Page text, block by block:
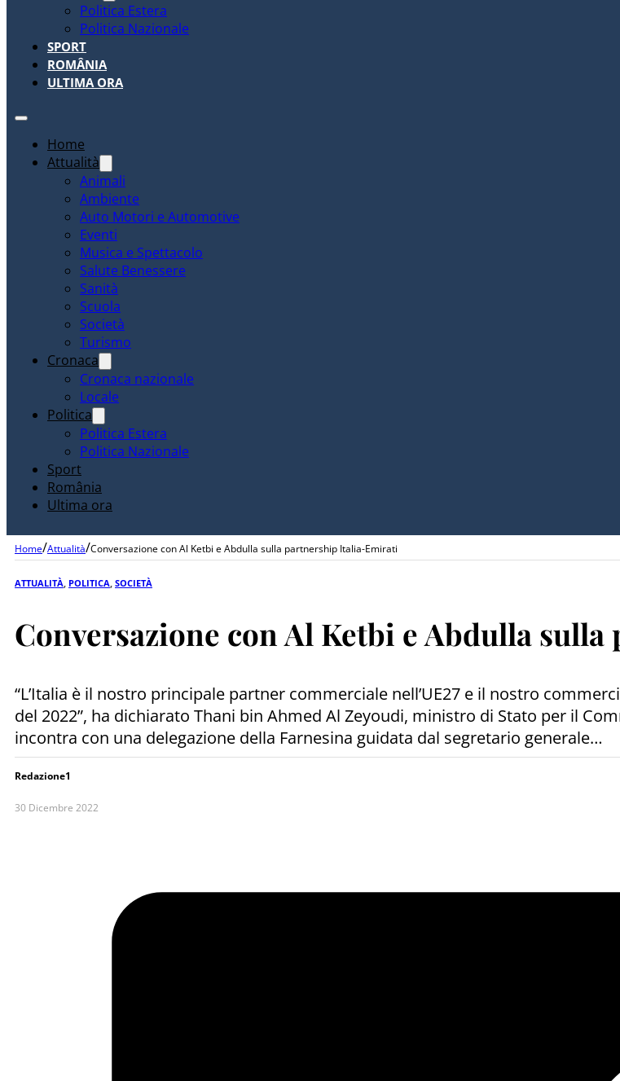
Politica Estera
Politica Nazionale
SPORT
ROMÂNIA
ULTIMA ORA
Home
Attualità
Animali
Ambiente
Auto Motori e Automotive
Eventi
Musica e Spettacolo
Salute Benessere
Sanità
Scuola
Società
Turismo
Cronaca
Cronaca nazionale
Locale
Politica
Politica Estera
Politica Nazionale
Sport
România
Ultima ora
Home/Attualità/Conversazione con Al Ketbi e Abdulla sulla partnership Italia-Emirati
ATTUALITÀ POLITICA SOCIETÀ
Conversazione con Al Ketbi e Abdulla
“L’Italia è il nostro principale partner commerciale nell’UE27 e il nostro
del 2022”, ha dichiarato Thani bin Ahmed Al Zeyoudi, ministro di Stato per il
incontra con una delegazione della Farnesina guidata dal segretario generale…
Redazione1
30 Dicembre 2022